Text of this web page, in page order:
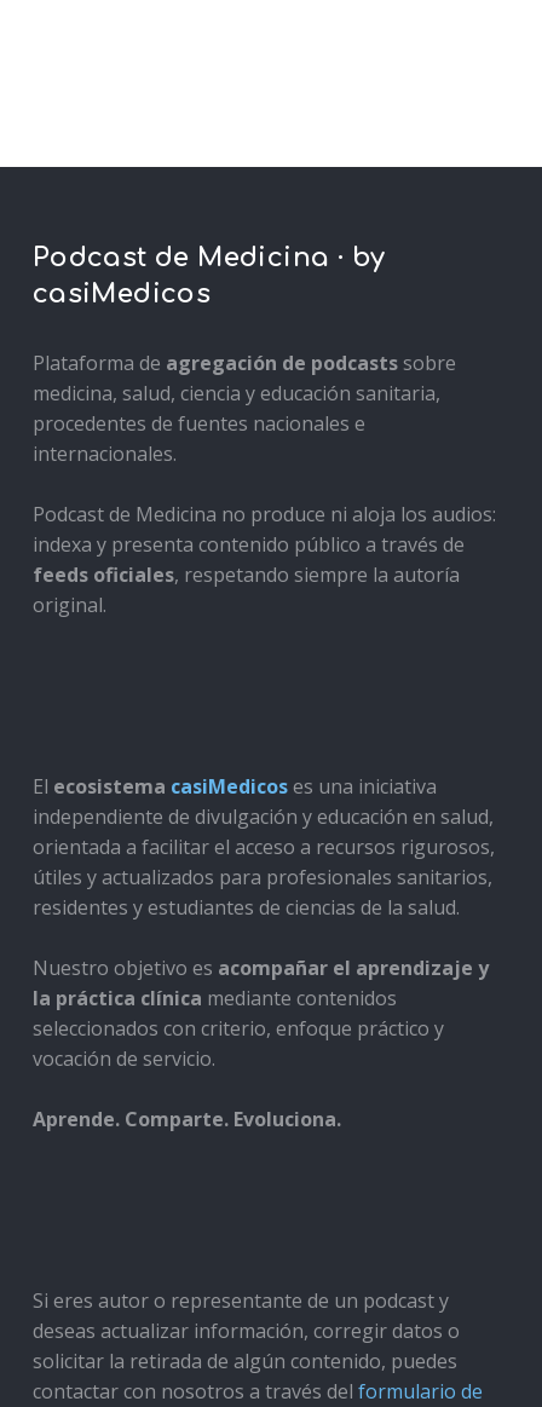
Podcast de Medicina · by
casiMedicos
Plataforma de agregación de podcastssobre
medicina, salud, ciencia y educación sanitaria,
procedentes de fuentes nacionales e
internacionales.
Podcast de Medicina no produce ni aloja los audios:
indexa y presenta contenido público a través de
feeds oficiales, respetando siempre la autoría
original.
El ecosistema casiMedicoses una iniciativa
independiente de divulgación y educación en salud,
orientada a facilitar el acceso a recursos rigurosos,
útiles y actualizados para profesionales sanitarios,
residentes y estudiantes de ciencias de la salud.
Nuestro objetivo es acompañar el aprendizaje y
la práctica clínica mediante contenidos
seleccionados con criterio, enfoque práctico y
vocación de servicio.
Aprende. Comparte. Evoluciona.
Si eres autor o representante de un podcast y
deseas actualizar información, corregir datos o
solicitar la retirada de algún contenido, puedes
contactar con nosotros a través del formulario de